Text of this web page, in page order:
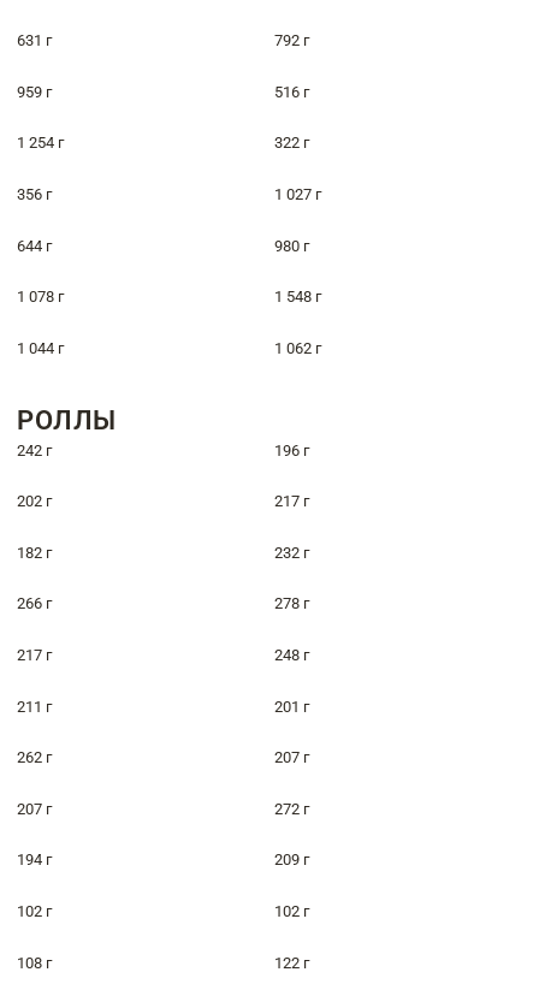
631 г 792 г
959 г 516 г
1 254 г 322 г
356 г 1 027 г
644 г 980 г
1 078 г 1 548 г
1 044 г 1 062 г
РОЛЛЫ
242 г 196 г
202 г 217 г
182 г 232 г
266 г 278 г
217 г 248 г
211 г 201 г
262 г 207 г
207 г 272 г
194 г 209 г
102 г 102 г
108 г 122 г